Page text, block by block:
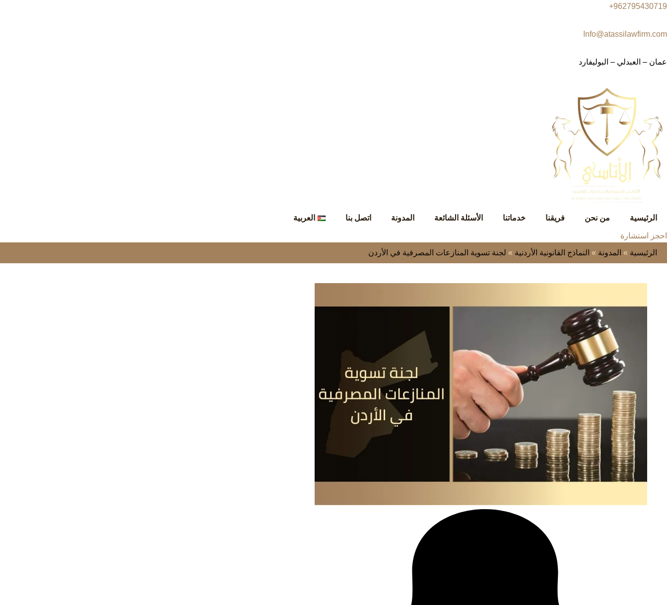
962795430719+
Info@atassilawfirm.com
عمان – العبدلي – البوليفارد
الرئيسية من نحن فريقنا خدماتنا الأسئلة الشائعة المدونة اتصل بنا العربية
احجز استشارة
الرئيسية » المدونة » النماذج القانونية الأردنية » لجنة تسوية المنازعات المصرفية في الأردن